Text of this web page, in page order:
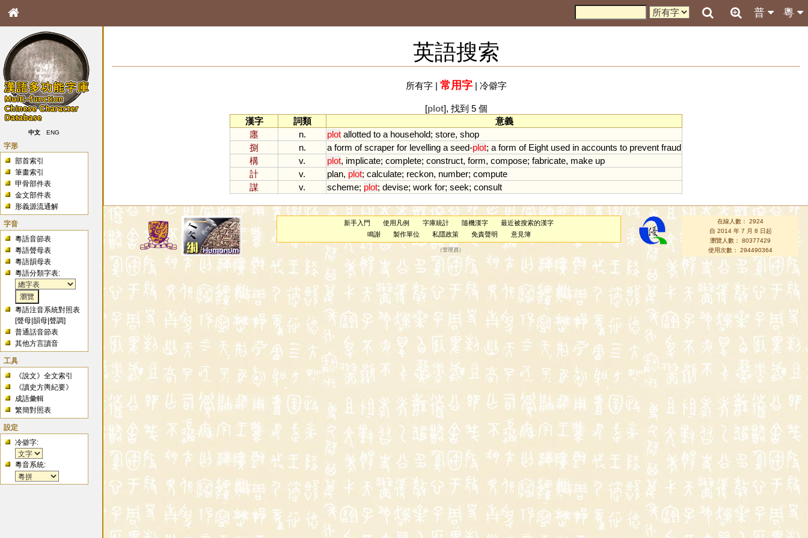
粵
普
中文 ENG
字形
部首索引
筆畫索引
甲骨部件表
金文部件表
形義源流通解
字音
粵語音節表
粵語聲母表
粵語韻母表
粵語分類字表:
粵語注音系統對照表
[聲母 |韻母 |聲調]
普通話音節表
其他方言讀音
工具
《說文》全文索引
《讀史方輿紀要》
成語彙輯
繁簡對照表
設定
冷僻字:
粵音系統:
英語搜索
所有字| 常用字| 冷僻字
[plot], 找到 5 個
漢字
詞類
意義
廛
n. plot allotted to a household; store, shop
捌
n. a form of scraper for levelling a seed-plot; a form of Eight used in accounts to prevent fraud
構
v. plot, implicate; complete; construct, form, compose; fabricate, make up
計
v. plan, plot; calculate; reckon, number; compute
謀
v. scheme; plot; devise; work for; seek; consult
新手入門 使用凡例 字庫統計 隨機漢字
最近被搜索的漢字
鳴謝
製作單位 私隱政策 免責聲明 意見簿
（管理員 ）
在線人數： 2924
自 2014 年 7 月 8 日起
瀏覽人數： 80377429
使用次數： 294490364